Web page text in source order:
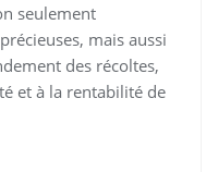
seulement
mais aussi
des récoltes,
et à la rentabilité de